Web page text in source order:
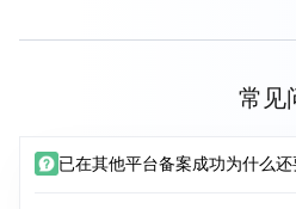
常见
已在其他平台备案成功为什么还